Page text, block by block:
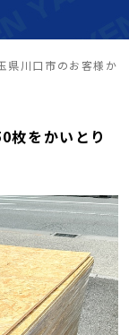
県川口市のお客様か
枚をかいとり